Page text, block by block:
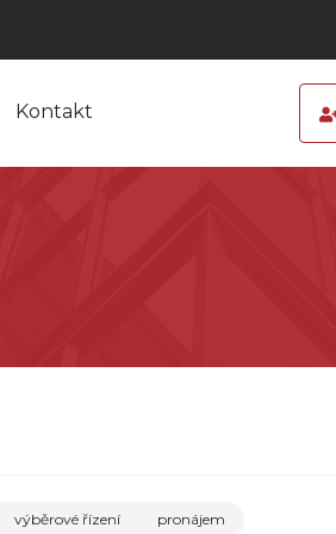
Kontakt
výběrové řízení pronájem